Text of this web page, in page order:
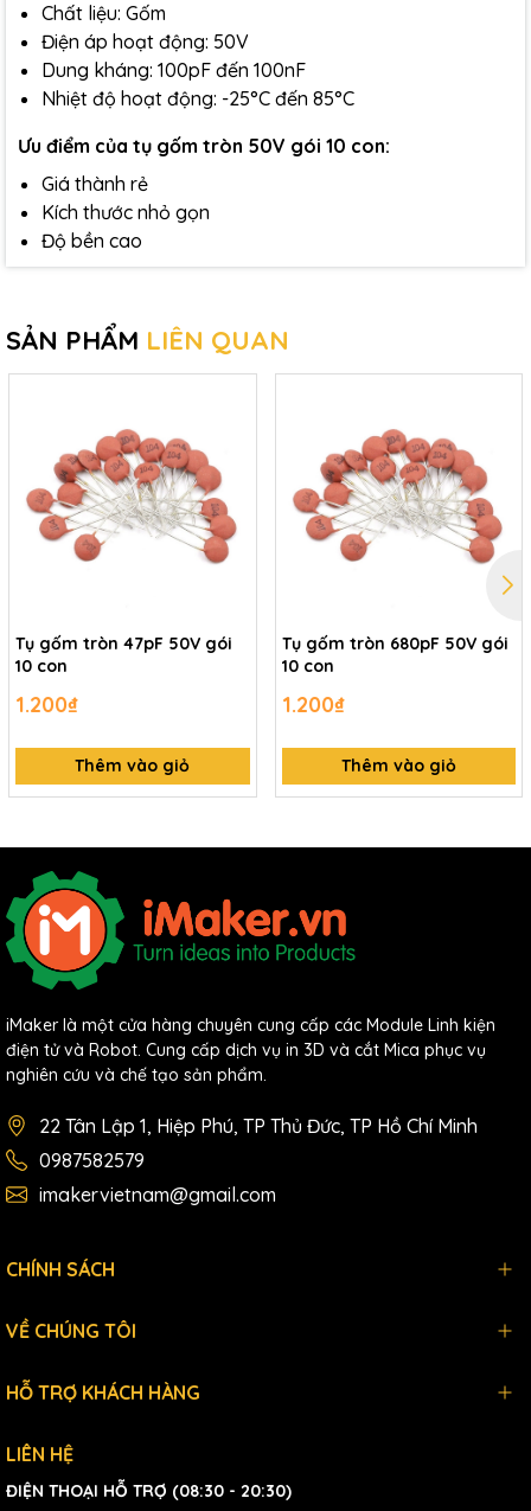
Chất liệu: Gốm
Điện áp hoạt động: 50V
Dung kháng: 100pF đến 100nF
Nhiệt độ hoạt động: -25°C đến 85°C
Ưu điểm của tụ gốm tròn 50V gói 10 con:
Giá thành rẻ
Kích thước nhỏ gọn
Độ bền cao
SẢN PHẨM LIÊN QUAN
Tụ gốm tròn 47pF 50V gói
10 con
1.200₫
Thêm vào giỏ
Tụ gốm tròn 680pF 50V gói
10 con
1.200₫
Thêm vào giỏ
iMaker là một cửa hàng chuyên cung cấp các Module Linh kiện
điện tử và Robot. Cung cấp dịch vụ in 3D và cắt Mica phục vụ
nghiên cứu và chế tạo sản phẩm.
22 Tân Lập 1, Hiệp Phú, TP Thủ Đức, TP Hồ Chí Minh
0987582579
imakervietnam@gmail.com
CHÍNH SÁCH
VỀ CHÚNG TÔI
HỖ TRỢ KHÁCH HÀNG
LIÊN HỆ
ĐIỆN THOẠI HỖ TRỢ (08:30 - 20:30)